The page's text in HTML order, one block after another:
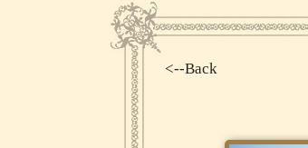
<--Back